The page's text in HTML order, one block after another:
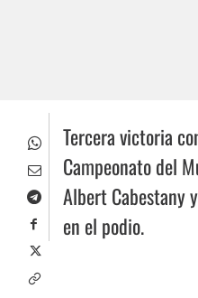
Tercera victoria
Campeonato del
Albert Cabestany
en el podio.